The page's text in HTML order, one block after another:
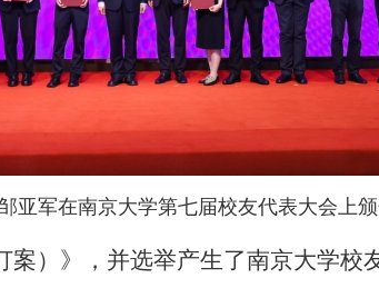
亚军在南京大学第七届校友代表大会上
）》，并选举产生了南京大学校